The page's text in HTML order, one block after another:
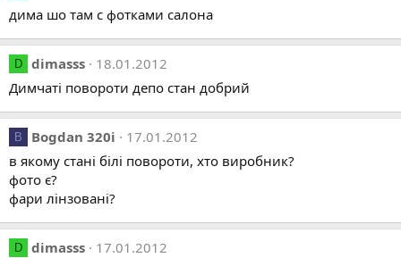
дима шо там с фотками салона
D dimasss
18.01.2012
Димчаті повороти депо стан добрий
B Bogdan 320i
17.01.2012
в якому стані білі повороти, хто виробник?
фото є?
фари лінзовані?
D dimasss
17.01.2012